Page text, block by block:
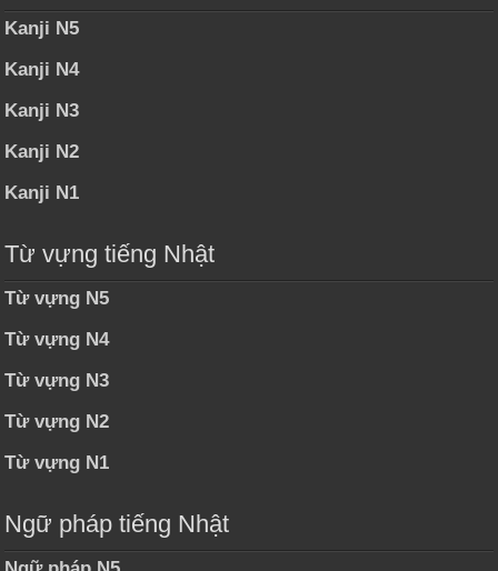
Kanji N5
Kanji N4
Kanji N3
Kanji N2
Kanji N1
Từ vựng tiếng Nhật
Từ vựng N5
Từ vựng N4
Từ vựng N3
Từ vựng N2
Từ vựng N1
Ngữ pháp tiếng Nhật